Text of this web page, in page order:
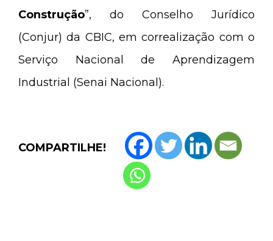
Construção”, do Conselho Jurídico
(Conjur) da CBIC, em correalização com o
Serviço Nacional de Aprendizagem
Industrial (Senai Nacional).
COMPARTILHE!